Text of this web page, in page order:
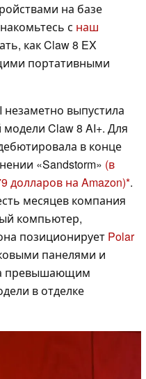
на базе
с наш
как Claw 8 EX
портативными
выпустила
Claw 8 AI+. Для
в конце
«Sandstorm» (в
долларов на Amazon) .
месяцев компания
компьютер,
позиционирует Polar
панелями и
превышающим
в отделке